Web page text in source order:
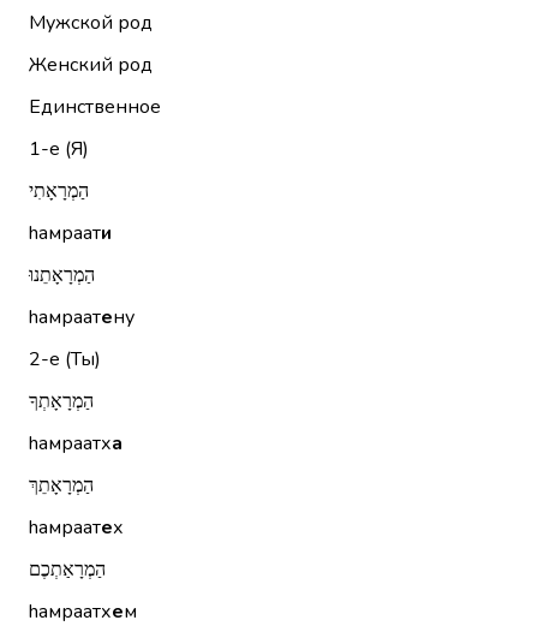
Мужской род
Женский род
Единственное
1-е (Я)
הַמְרָאָתִי
hамраати
הַמְרָאָתֵנוּ
hамраатену
2-е (Ты)
הַמְרָאָתְךָ
hамраатха
הַמְרָאָתֵךְ
hамраатех
הַמְרָאַתְכֶם
hамраатхем